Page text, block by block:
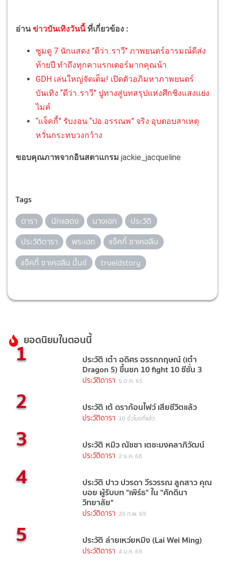
อ่านข่าวบันเทิงวันนี้ ที่เกี่ยวข้อง :
ซูมดู 7 นักแสดง "ดีว่า..ราวี" ภาพยนตร์อารมณ์ดีส่ง
ท้ายปี ทำถึงทุกคาแรกเตอร์มากคุณน้า
GDH เล่นใหญ่จัดเต็ม! เปิดตัวอภิมหาภาพยนตร์
บันเทิง “ดีว่า..ราวี” ปูทางสู่บทสรุปแห่งศึกชิงแสงแย่ง
ไมค์
“แจ็คกี้” รับงอน “ปอ อรรณพ” จริง อุบตอบสาเหตุ
หวั่นกระทบวงกว้าง
ขอบคุณภาพจากอินสตาแกรม jackie_jacqueline
Tags
ดารา นักแสดง นางเอก
ประวัติ
ประวัติดารา
พระเอก
แจ็คกี้ ชาเคอลีน
แจ็คกี้ ชาเคอลีน มึ้นช์
trueidstory
ยอดนิยมในตอนนี้
1 ประวัติ เต๋า อดิศร อรรถกฤษณ์ (เต๋า
Dragon 5) ขึ้นชก 10 fight 10 ซีซั่น 3
ประวัติดารา 5 ต.ค. 65
2 ประวัติ เต้ ดราก้อนไฟว์ เสียชีวิตแล้ว
ประวัติดารา 10 ชั่วโมงที่แล้ว
3 ประวัติ หมิว ณัชชา เตชะมงคลาภิวัฒน์
ประวัติดารา 2 ธ.ค. 68
4 ประวัติ ปาว ปวรดา วีรวรรณ ลูกสาว คุณ
บอย ผู้รับบท "เพิร์ธ" ใน "ศักดินา
วิทยาลัย"
ประวัติดารา 20 ก.พ. 69
5 ประวัติ ล่ายเหว่ยหมิง (Lai Wei Ming)
ประวัติดารา 4 ม.ค. 69